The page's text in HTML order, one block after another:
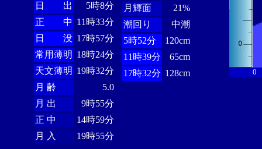
日 出
5時8分
正 中 11時33分
日 没 17時57分
常用薄明 18時24分
天文薄明 19時32分
月 齢
5.0
月 出
9時55分
正 中
14時59分
月 入
19時55分
月輝面
21%
潮回り
中潮
5時52分
120cm
11時39分
65cm
17時32分 128cm 0